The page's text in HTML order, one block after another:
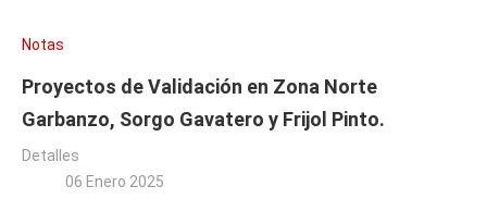
Notas
Proyectos de Validación en Zona Norte
Garbanzo, Sorgo Gavatero y Frijol Pinto.
Detalles
06 Enero 2025